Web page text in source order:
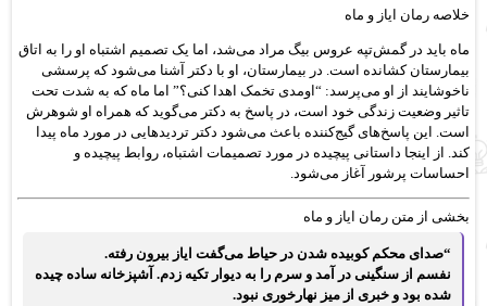
خلاصه رمان ایاز و ماه
ماه باید در گمش‌تپه عروس بیگ مراد می‌شد، اما یک تصمیم اشتباه او را به اتاق
بیمارستان کشانده است. در بیمارستان، او با دکتر آشنا می‌شود که پرسشی
ناخوشایند از او می‌پرسد: “اومدی تخمک اهدا کنی؟” اما ماه که به شدت تحت
تاثیر وضعیت زندگی خود است، در پاسخ به دکتر می‌گوید که همراه او شوهرش
است. این پاسخ‌های گیج‌کننده باعث می‌شود دکتر تردیدهایی در مورد ماه پیدا
کند. از اینجا داستانی پیچیده در مورد تصمیمات اشتباه، روابط پیچیده و
احساسات پرشور آغاز می‌شود.
بخشی از متن رمان ایاز و ماه
“صدای محکم کوبیده شدن در حیاط می‌گفت ایاز بیرون رفته.
نفسم از سنگینی در آمد و سرم را به دیوار تکیه زدم. آشپزخانه ساده چیده
شده بود و خبری از میز نهارخوری نبود.